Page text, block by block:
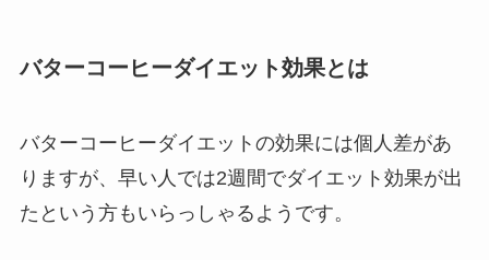
バターコーヒーダイエット効果とは
バターコーヒーダイエットの効果には個人差があ
りますが、早い人では2週間でダイエット効果が出
たという方もいらっしゃるようです。